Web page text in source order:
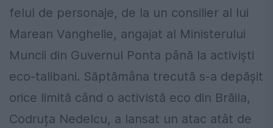
felul de personaje, de la un consilier al lui
Marean Vanghelie, angajat al Ministerului
Muncii din Guvernul Ponta până la activiști
eco-talibani. Săptămâna trecută s-a depășit
orice limită când o activistă eco din Brăila,
Codruța Nedelcu, a lansat un atac atât de